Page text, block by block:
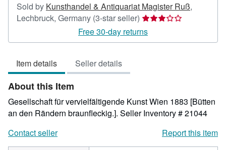
Sold by Kunsthandel & Antiquariat Magister Ruß,
Lechbruck, Germany (3-star seller) Seller
rating
3
Free 30-day returns
Item details Seller details
About this Item
Gesellschaft für vervielfältigende Kunst Wien 1883 [Bütten
an den Rändern braunfleckig.]. Seller Inventory # 21044
Contact seller
Report this item